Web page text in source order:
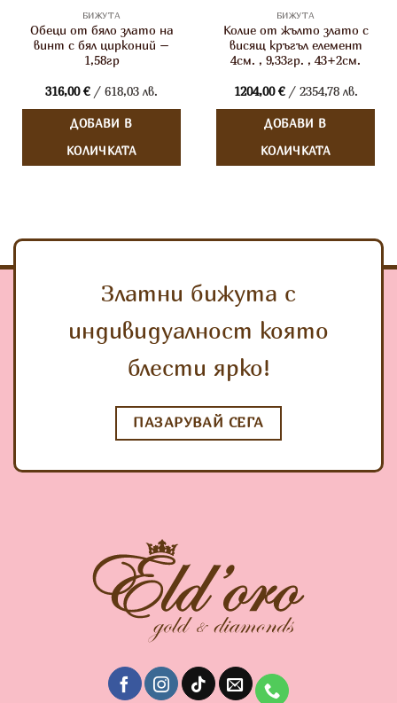
БИЖУТА
Обеци от бяло злато на
винт с бял цирконий –
1,58гр
316,00€/ 618,03 лв.
ДОБАВИ В
КОЛИЧКАТА
БИЖУТА
Колие от жълто злато с
висящ кръгъл елемент
4см. , 9,33гр. , 43+2см.
1204,00€/ 2354,78 лв.
ДОБАВИ В
КОЛИЧКАТА
Златни бижута с
индивидуалност която
блести ярко!
ПАЗАРУВАЙ СЕГА